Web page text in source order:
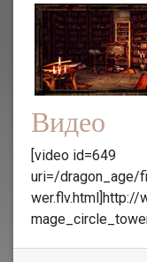
Видео
[video id=649
uri=/